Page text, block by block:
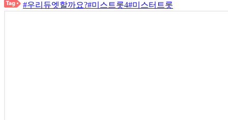
#우리듀엣할까요?#미스트롯4#미스터트롯